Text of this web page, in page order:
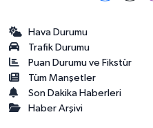
Hava Durumu
Trafik Durumu
Puan Durumu ve Fikstür
Tüm Manşetler
Son Dakika Haberleri
Haber Arşivi